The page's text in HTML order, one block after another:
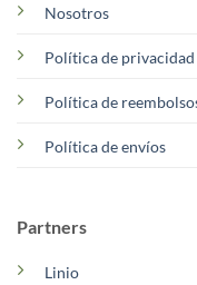
Nosotros
Política de privacidad
Política de
Política de envíos
Partners
Linio